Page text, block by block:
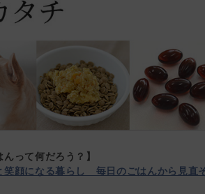
って何だろう？】
笑顔になる暮らし 毎日のごはんから見直